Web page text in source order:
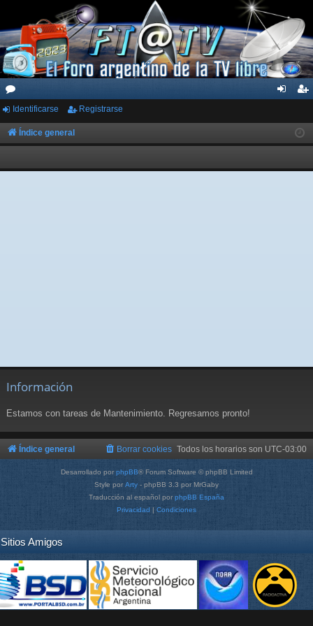
or
os
ar
ist
rs
Identificarse Registrarse
Índice general
Información
Estamos con tareas de Mantenimiento. Regresamos pronto!
Índice general Todos los horarios son UTC-03:00
Borrar cookies
Desarrollado por phpBB® Forum Software © phpBB Limited
Style por Arty - phpBB 3.3 por MrGaby
Traducción al español por phpBB España
Privacidad | Condiciones
Sitios Amigos